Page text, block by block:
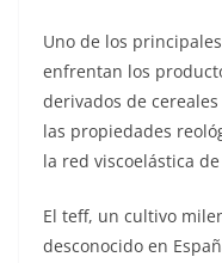
Uno de los
enfrentan los
derivados de
las propiedades
la red viscoelástica
El teff, un cultivo
desconocido en